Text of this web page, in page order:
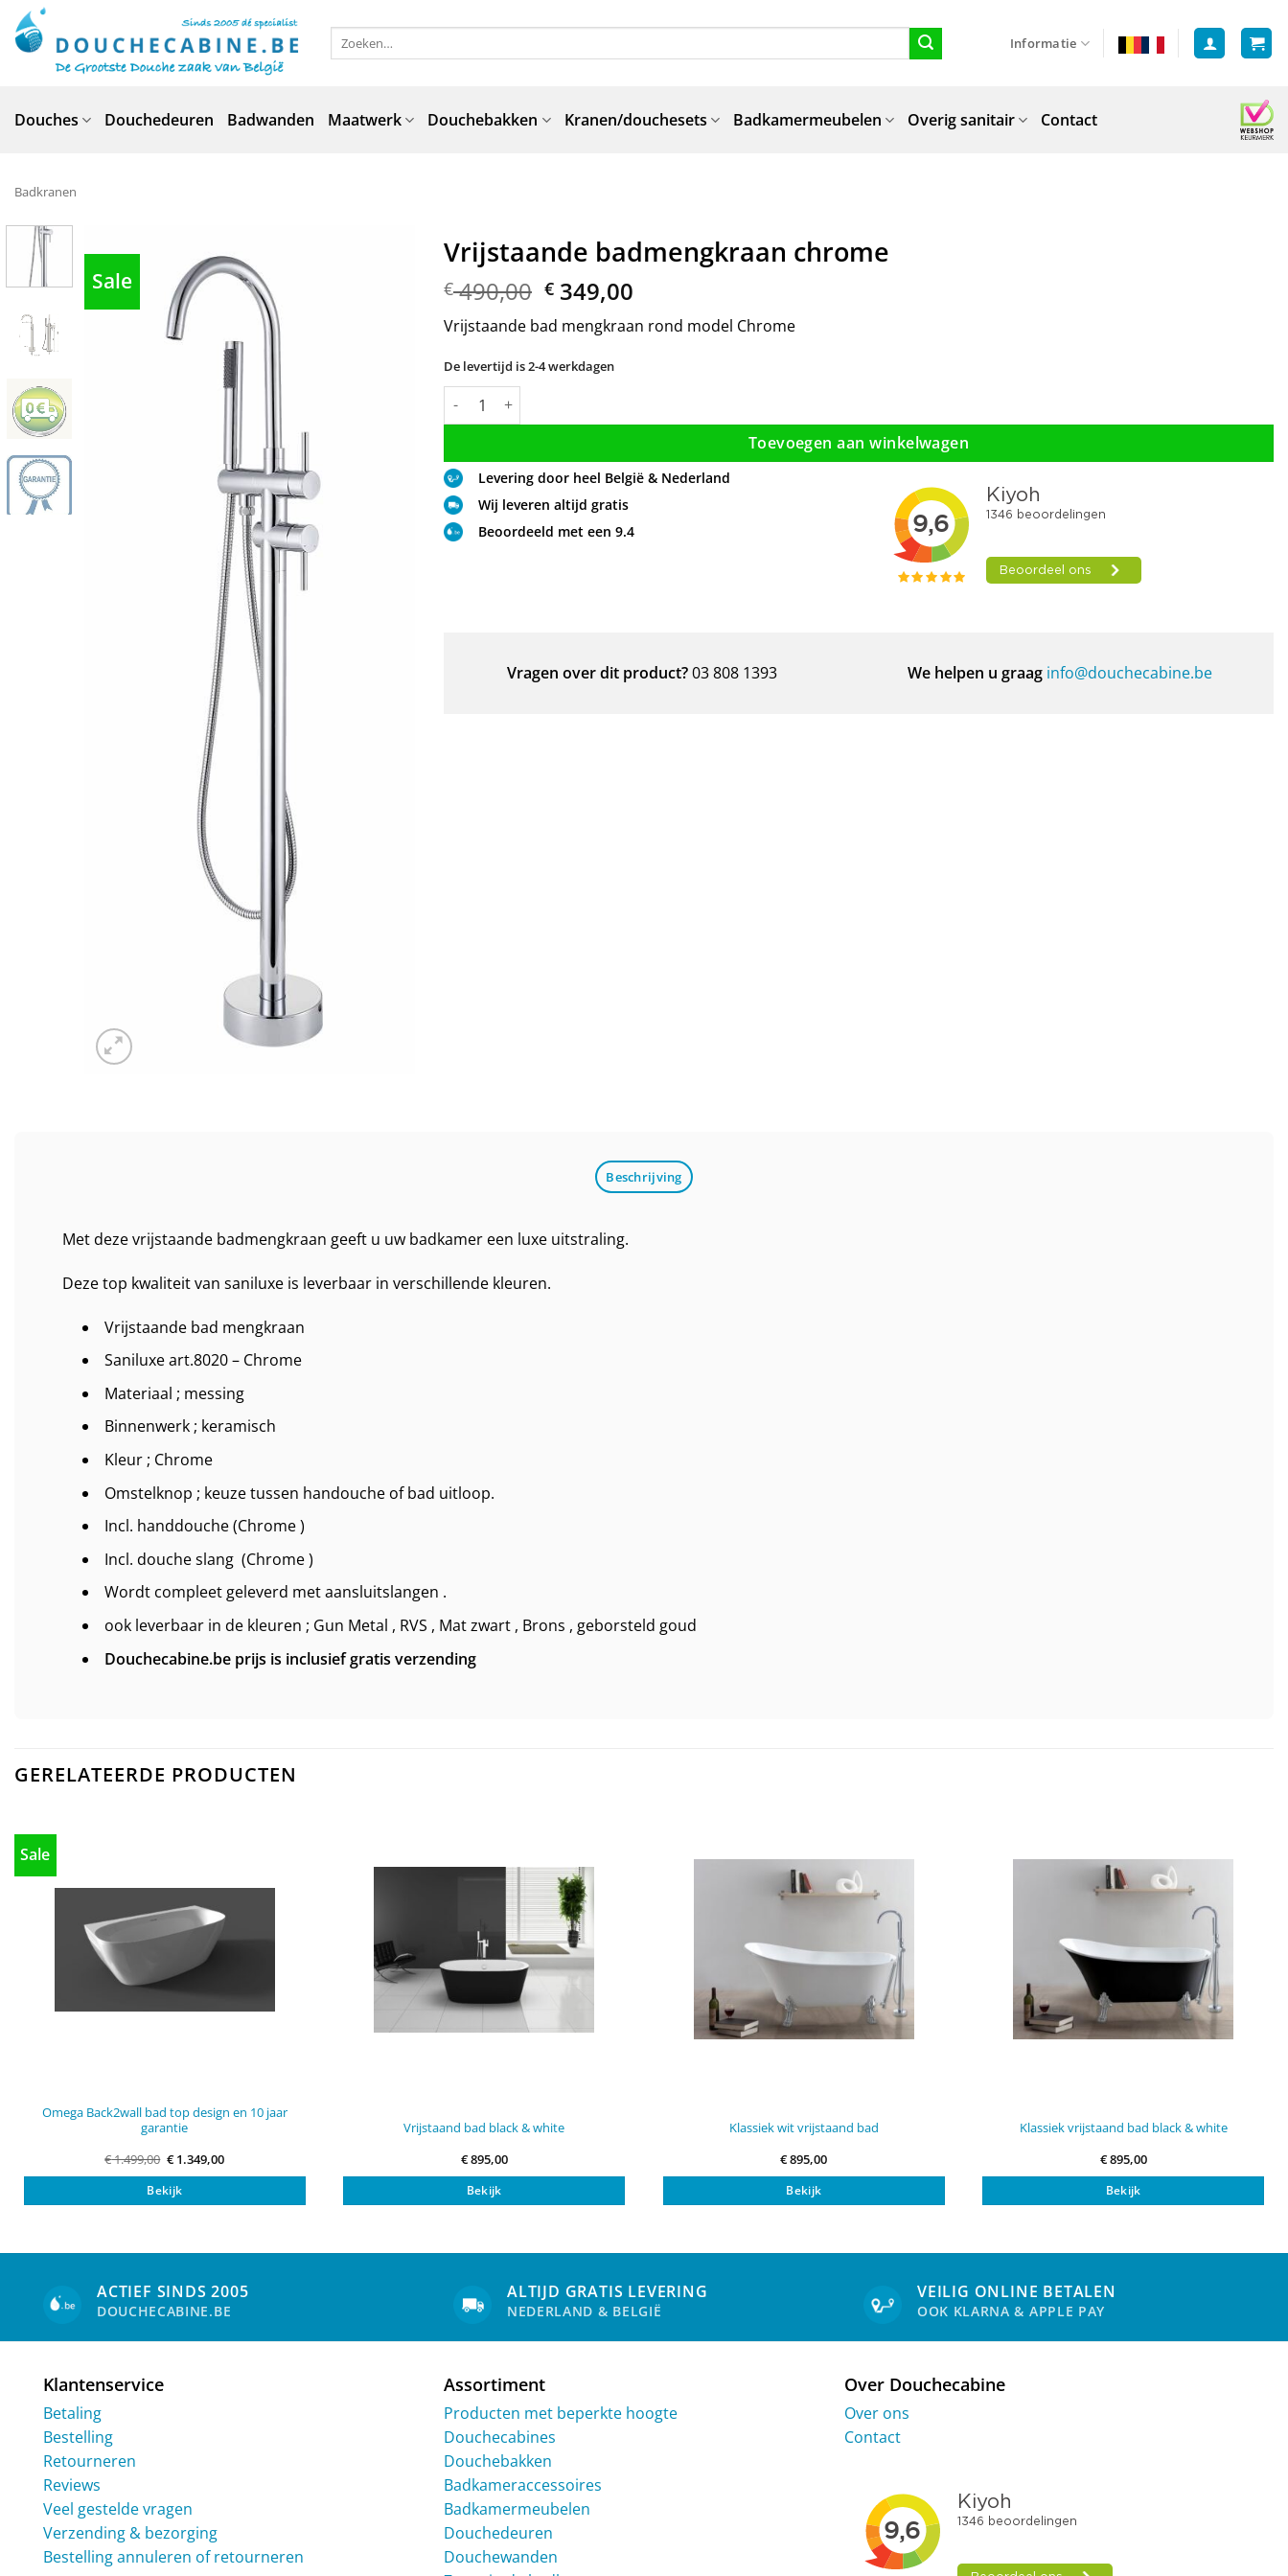
naar
inhoud
Zoeken
Informatie
Douches Douchedeuren Badwanden Maatwerk Douchebakken Kranen/douchesets Badkamermeubelen Overig sanitair Contact
Badkranen
Sale
Vrijstaande badmengkraan chrome
€490,00 Oorspronkelijke
prijs
was:
€ 490,00.
€ 349,00
prijs
is:
Vrijstaande bad mengkraan rond model Chrome
De levertijd is 2-4 werkdagen
Vrijstaande badmengkraan chrome aantal
Toevoegen aan winkelwagen
Levering door heel België & Nederland
Wij leveren altijd gratis
Beoordeeld met een 9.4
Vragen over dit product?03 808 1393 We helpen u graag info@douchecabine.be
Beschrijving
Met deze vrijstaande badmengkraan geeft u uw badkamer een luxe uitstraling.
Deze top kwaliteit van saniluxe is leverbaar in verschillende kleuren.
Vrijstaande bad mengkraan
Saniluxe art.8020 – Chrome
Materiaal ; messing
Binnenwerk ; keramisch
Kleur ; Chrome
Omstelknop ; keuze tussen handouche of bad uitloop.
Incl. handdouche (Chrome )
Incl. douche slang (Chrome )
Wordt compleet geleverd met aansluitslangen .
ook leverbaar in de kleuren ; Gun Metal , RVS , Mat zwart , Brons , geborsteld goud
Douchecabine.be prijs is inclusief gratis verzending
GERELATEERDE PRODUCTEN
Sale
Omega Back2wall bad top design en 10 jaar
garantie
€1.499,00 Oorspronkelijke
prijs
was:
€ 1.499,00.
€ 1.349,00Huidige
is:
Bekijk
Vrijstaand bad black & white
€895,00
Bekijk
Klassiek wit vrijstaand bad
€895,00
Bekijk
Klassiek vrijstaand bad black & white
€895,00
Bekijk
ACTIEF SINDS 2005
DOUCHECABINE.BE
ALTIJD GRATIS LEVERING
NEDERLAND & BELGIË
VEILIG ONLINE BETALEN
OOK KLARNA & APPLE PAY
Klantenservice
Betaling
Bestelling
Retourneren
Reviews
Veel gestelde vragen
Verzending & bezorging
Bestelling annuleren of retourneren
Assortiment
Producten met beperkte hoogte
Douchecabines
Douchebakken
Badkameraccessoires
Badkamermeubelen
Douchedeuren
Douchewanden
Over Douchecabine
Over ons
Contact